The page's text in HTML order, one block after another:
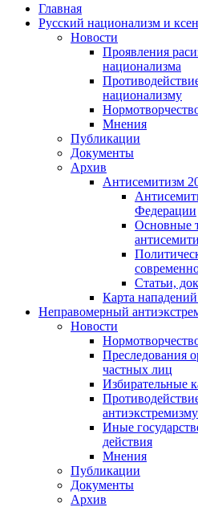
Главная
Русский национализм и
Новости
Проявления
национализма
национализму
Мнения
Публикации
Документы
Архив
Антисемитизм
Федерации
Основные
Статьи,
Карта
Неправомерный
Новости
Преследования
частных лиц
Избирательные
антиэкстремизму
Иные
действия
Мнения
Публикации
Документы
Архив